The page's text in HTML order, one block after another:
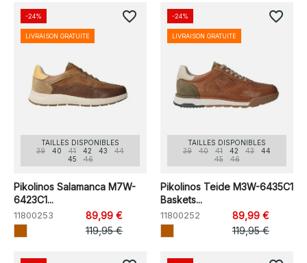
TAILLES DISPONIBLES
39
40 41 42 43
44
45
46
Pikolinos Salamanca M7W-
6423C1...
11800253
89,99 €
119,95 €
-24%
LIVRAISON GRATUITE
favorite_border
TAILLES DISPONIBLES
39
40 41 42 43
44
45
46
Pikolinos Teide M3W-6435C1
Baskets...
11800252
89,99 €
119,95 €
-24%
LIVRAISON GRATUITE
favorite_border